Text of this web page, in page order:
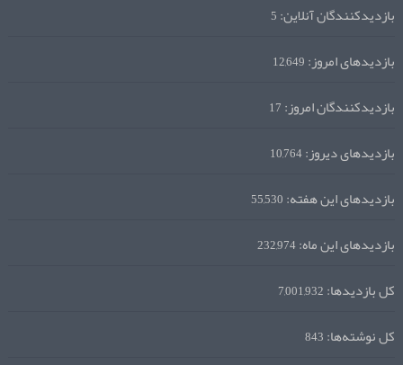
بازدیدکنندگان آنلاین:5
بازدیدهای امروز:12,649
بازدیدکنندگان امروز:17
بازدیدهای دیروز:10,764
بازدیدهای این هفته:55,530
بازدیدهای این ماه:232,974
کل بازدیدها:7,001,932
کل نوشته‌ها:843